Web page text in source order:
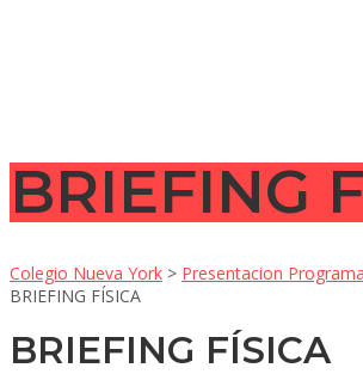
BRIEFING
Colegio Nueva York > Presentacion
BRIEFING FÍSICA
BRIEFING FÍSICA